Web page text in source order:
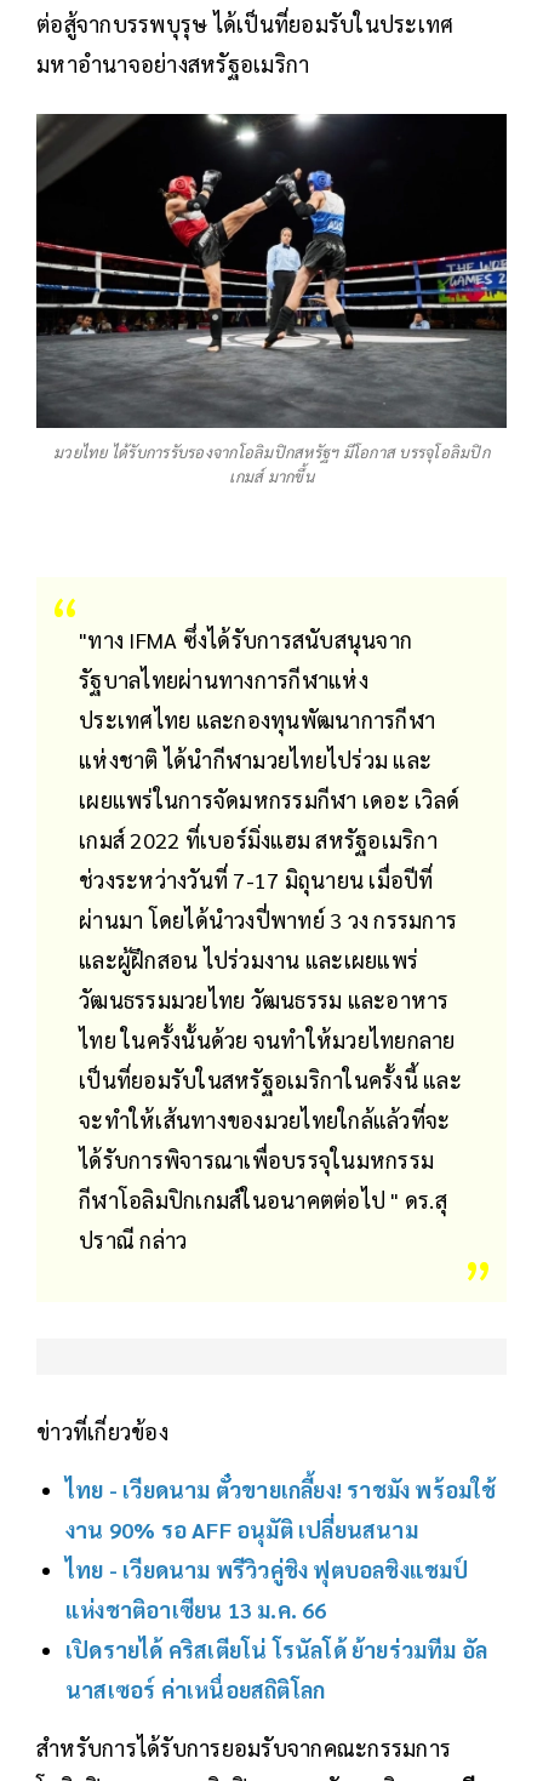
ต่อสู้จากบรรพบุรุษ ได้เป็นที่ยอมรับในประเทศ
มหาอำนาจอย่างสหรัฐอเมริกา
มวยไทย ได้รับการรับรองจากโอลิมปิกสหรัฐฯ มีโอกาส บรรจุโอลิมปิก
เกมส์ มากขึ้น
"ทาง IFMA ซึ่งได้รับการสนับสนุนจาก
รัฐบาลไทยผ่านทางการกีฬาแห่ง
ประเทศไทย และกองทุนพัฒนาการกีฬา
แห่งชาติ ได้นำกีฬามวยไทยไปร่วม และ
เผยแพร่ในการจัดมหกรรมกีฬา เดอะ เวิลด์
เกมส์ 2022 ที่เบอร์มิ่งแฮม สหรัฐอเมริกา
ช่วงระหว่างวันที่ 7-17 มิถุนายน เมื่อปีที่
ผ่านมา โดยได้นำวงปี่พาทย์ 3 วง กรรมการ
และผู้ฝึกสอน ไปร่วมงาน และเผยแพร่
วัฒนธรรมมวยไทย วัฒนธรรม และอาหาร
ไทย ในครั้งนั้นด้วย จนทำให้มวยไทยกลาย
เป็นที่ยอมรับในสหรัฐอเมริกาในครั้งนี้ และ
จะทำให้เส้นทางของมวยไทยใกล้แล้วที่จะ
ได้รับการพิจารณาเพื่อบรรจุในมหกรรม
กีฬาโอลิมปิกเกมส์ในอนาคตต่อไป " ดร.สุ
ปราณี กล่าว
ข่าวที่เกี่ยวข้อง
ไทย - เวียดนาม ตั๋วขายเกลี้ยง! ราชมัง พร้อมใช้
งาน 90% รอ AFF อนุมัติ เปลี่ยนสนาม
ไทย - เวียดนาม พรีวิวคู่ชิง ฟุตบอลชิงแชมป์
แห่งชาติอาเซียน 13 ม.ค. 66
เปิดรายได้ คริสเตียโน่ โรนัลโด้ ย้ายร่วมทีม อัล
นาสเซอร์ ค่าเหนื่อยสถิติโลก
สำหรับการได้รับการยอมรับจากคณะกรรมการ